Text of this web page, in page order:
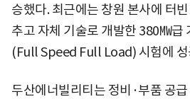
승했다. 최근에는 창원 본사에 터
추고 자체 기술로 개발한 380㎿급
(Full Speed Full Load) 시험에 성
두산에너빌리티는 정비·부품 공